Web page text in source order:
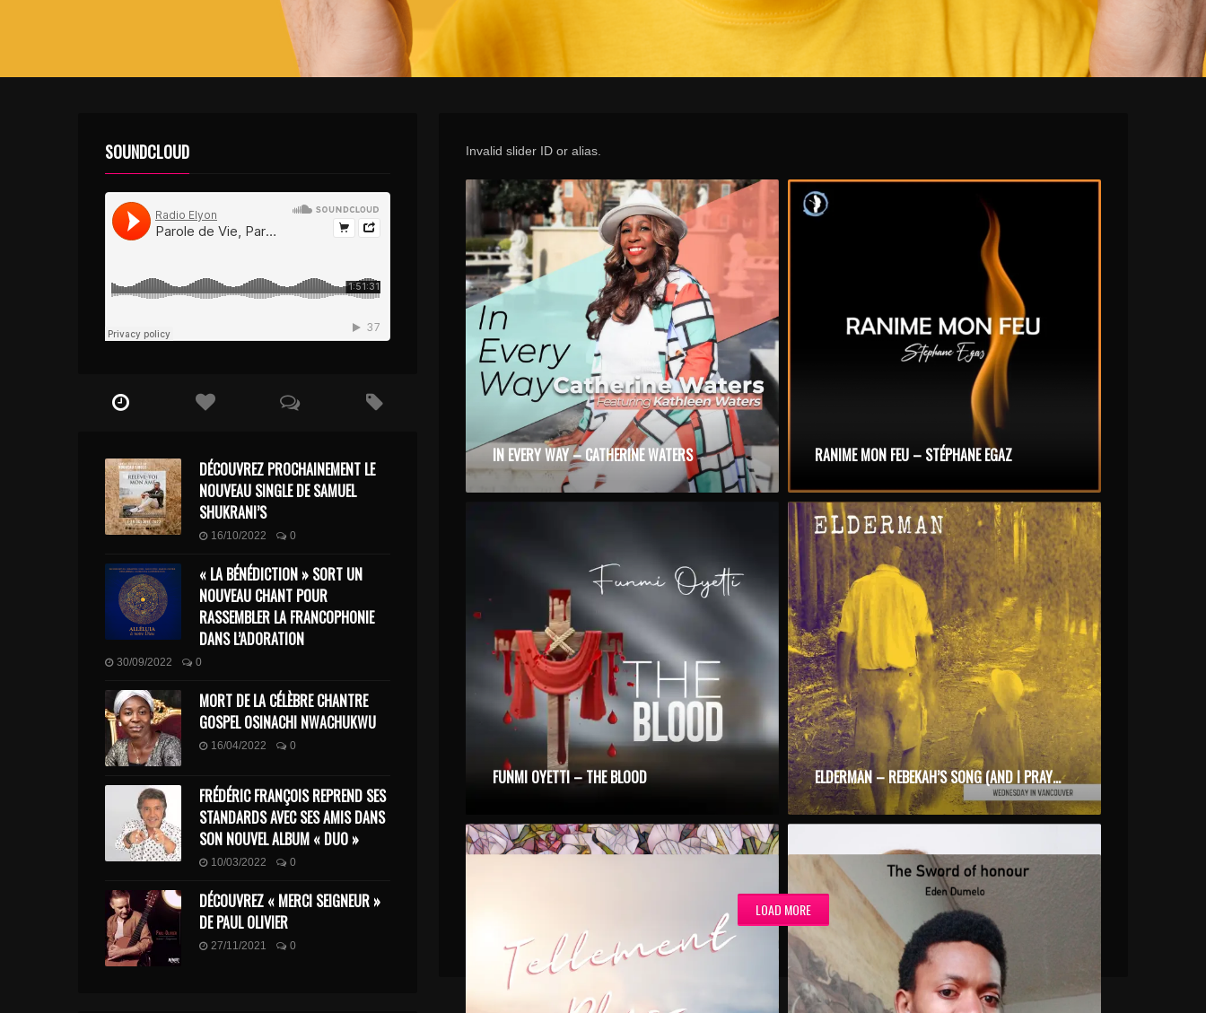
Invalid slider ID or alias.
IN EVERY WAY – CATHERINE WATERS RANIME MON FEU – STÉPHANE EGAZ
FUNMI OYETTI – THE BLOOD ELDERMAN – REBEKAH’S SONG (AND I PRAYED FOR YOU)
LOAD MORE
SOUNDCLOUD
DÉCOUVREZ PROCHAINEMENT LE
NOUVEAU SINGLE DE SAMUEL
SHUKRANI’S
16/10/2022 0
« LA BÉNÉDICTION » SORT UN
NOUVEAU CHANT POUR
RASSEMBLER LA FRANCOPHONIE
DANS L’ADORATION
30/09/2022 0
MORT DE LA CÉLÈBRE CHANTRE
GOSPEL OSINACHI NWACHUKWU
16/04/2022 0
FRÉDÉRIC FRANÇOIS REPREND SES
STANDARDS AVEC SES AMIS DANS
SON NOUVEL ALBUM « DUO »
10/03/2022 0
DÉCOUVREZ « MERCI SEIGNEUR »
DE PAUL OLIVIER
27/11/2021 0